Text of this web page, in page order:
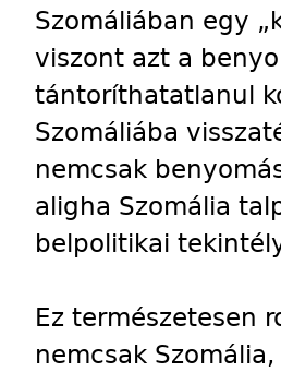
Szomáliában egy
viszont azt a
tántoríthatatlanul
Szomáliába
nemcsak
aligha Szomália
belpolitikai
Ez természetesen
nemcsak